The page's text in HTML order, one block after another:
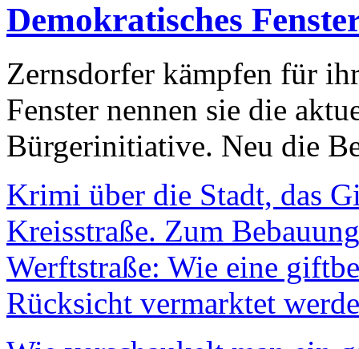
Demokratisches
Zernsdorfer kämpfen für
Fenster nennen sie die
Bürgerinitiative. Neu die
Krimi über die Stadt, das
Kreisstraße. Zum
Werftstraße: Wie eine
Rücksicht vermarktet